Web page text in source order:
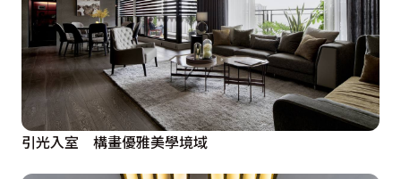
引光入室 構畫優雅美學境域